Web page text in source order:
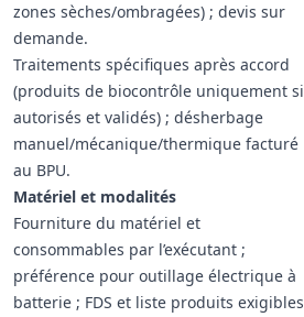
zones sèches/ombragées) ; devis sur
demande.
Traitements spécifiques après accord
(produits de biocontrôle uniquement si
autorisés et validés) ; désherbage
manuel/mécanique/thermique facturé
au BPU.
Matériel et modalités
Fourniture du matériel et
consommables par l’exécutant ;
préférence pour outillage électrique à
batterie ; FDS et liste produits exigibles